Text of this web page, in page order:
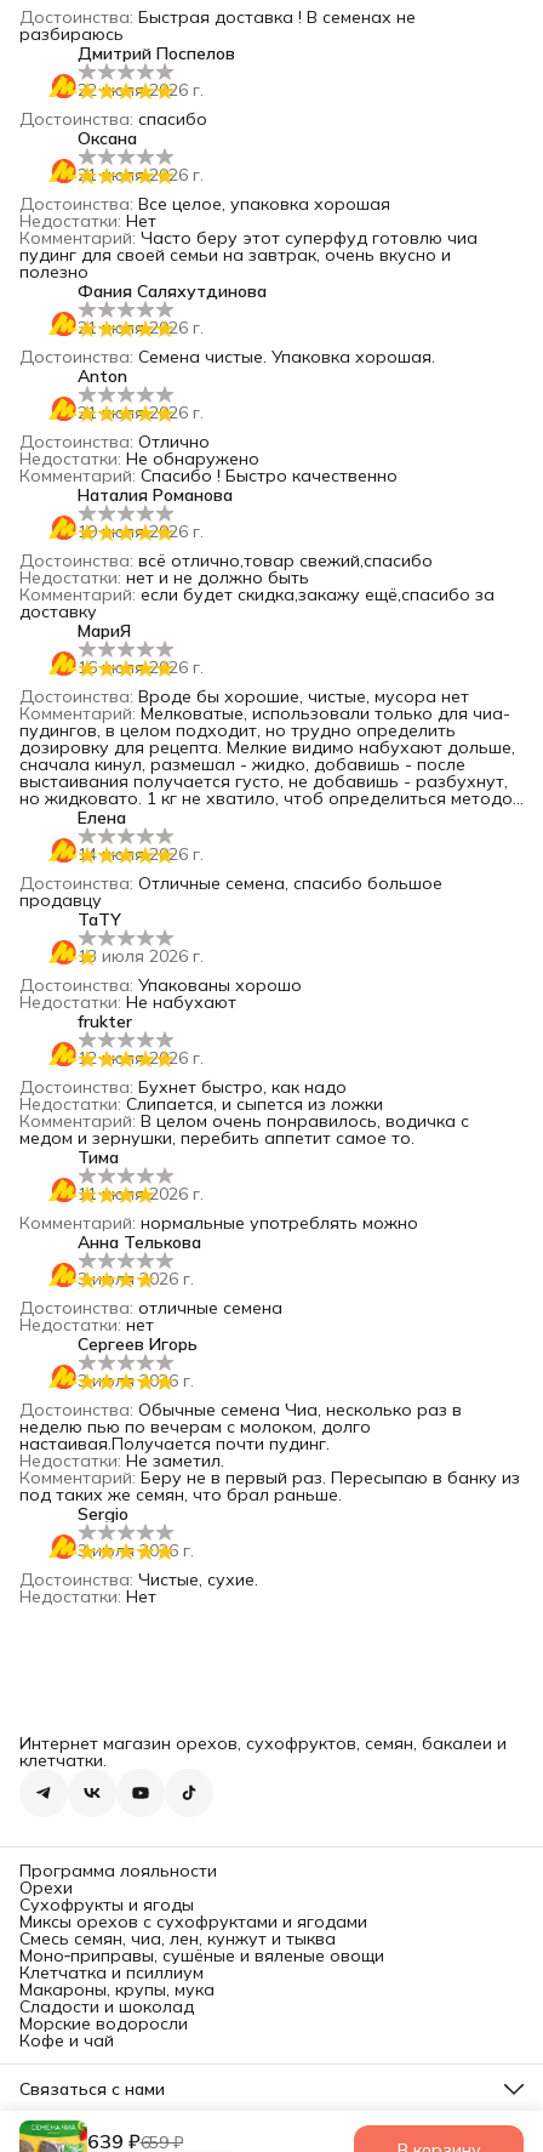
Достоинства: Быстрая доставка ! В семенах не
разбираюсь
Дмитрий Поспелов
22 июля 2026 г.
Достоинства: спасибо
Оксана
21 июля 2026 г.
Достоинства: Все целое, упаковка хорошая
Недостатки: Нет
Комментарий: Часто беру этот суперфуд готовлю чиа
пудинг для своей семьи на завтрак, очень вкусно и
полезно
Фания Саляхутдинова
21 июля 2026 г.
Достоинства: Семена чистые. Упаковка хорошая.
Anton
21 июля 2026 г.
Достоинства: Отлично
Недостатки: Не обнаружено
Комментарий: Спасибо ! Быстро качественно
Наталия Романова
19 июля 2026 г.
Достоинства: всё отлично,товар свежий,спасибо
Недостатки: нет и не должно быть
Комментарий: если будет скидка,закажу ещё,спасибо за
доставку
МариЯ
16 июля 2026 г.
Достоинства: Вроде бы хорошие, чистые, мусора нет
Комментарий: Мелковатые, использовали только для чиа-
пудингов, в целом подходит, но трудно определить
дозировку для рецепта. Мелкие видимо набухают дольше,
сначала кинул, размешал - жидко, добавишь - после
выстаивания получается густо, не добавишь - разбухнут,
но жидковато. 1 кг не хватило, чтоб определиться методом
проб и ошибок😃
Елена
14 июля 2026 г.
Достоинства: Отличные семена, спасибо большое
продавцу
TaTY
13 июля 2026 г.
Достоинства: Упакованы хорошо
Недостатки: Не набухают
frukter
12 июля 2026 г.
Достоинства: Бухнет быстро, как надо
Недостатки: Слипается, и сыпется из ложки
Комментарий: В целом очень понравилось, водичка с
медом и зернушки, перебить аппетит самое то.
Тима
11 июля 2026 г.
Комментарий: нормальные употреблять можно
Анна Телькова
3 июля 2026 г.
Достоинства: отличные семена
Недостатки: нет
Сергеев Игорь
3 июля 2026 г.
Достоинства: Обычные семена Чиа, несколько раз в
неделю пью по вечерам с молоком, долго
настаивая.Получается почти пудинг.
Недостатки: Не заметил.
Комментарий: Беру не в первый раз. Пересыпаю в банку из
под таких же семян, что брал раньше.
Sergio
3 июля 2026 г.
Достоинства: Чистые, сухие.
Недостатки: Нет
639 ₽659 ₽
Интернет магазин орехов, сухофруктов, семян, бакалеи и
клетчатки.
Программа лояльности
Орехи
Сухофрукты и ягоды
Миксы орехов с сухофруктами и ягодами
Смесь семян, чиа, лен, кунжут и тыква
Моно‑приправы, сушёные и вяленые овощи
Клетчатка и псиллиум
Макароны, крупы, мука
Сладости и шоколад
Морские водоросли
Кофе и чай
Связаться с нами
Юридический адрес:
142601 г. Орехово-Зуево, Московская обл., ул. Московская